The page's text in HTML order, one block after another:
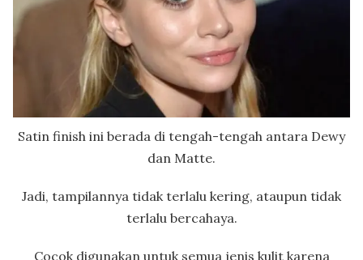
Satin finish ini berada di tengah-tengah antara Dewy
dan Matte.
Jadi, tampilannya tidak terlalu kering, ataupun tidak
terlalu bercahaya.
Cocok digunakan untuk semua jenis kulit karena